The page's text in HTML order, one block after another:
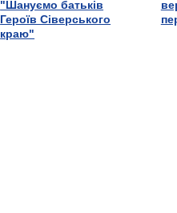
"Шануємо батьків
Героїв Сіверського
краю"